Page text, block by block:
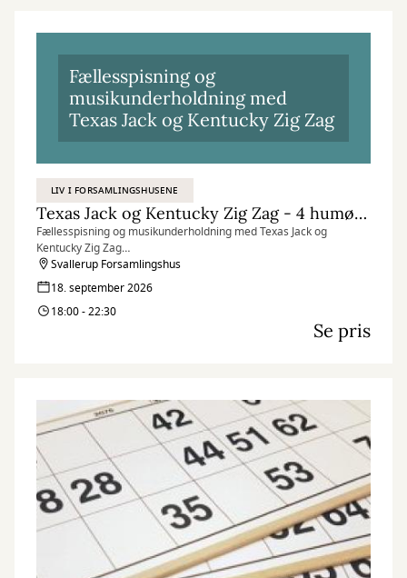
Fællesspisning og
musikunderholdning med
Texas Jack og Kentucky Zig Zag
LIV I FORSAMLINGSHUSENE
Texas Jack og Kentucky Zig Zag - 4 humørbomber på country-tour
Fællesspisning og musikunderholdning med Texas Jack og
Kentucky Zig Zag
Svallerup Forsamlingshus
18. september 2026
18:00 - 22:30
Se pris